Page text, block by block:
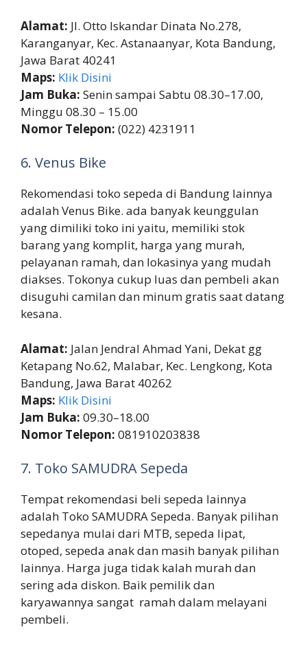
Alamat: Jl. Otto Iskandar Dinata No.278,
Karanganyar, Kec. Astanaanyar, Kota Bandung,
Jawa Barat 40241
Maps: Klik Disini
Jam Buka: Senin sampai Sabtu 08.30–17.00,
Minggu 08.30 – 15.00
Nomor Telepon: (022) 4231911
6. Venus Bike
Rekomendasi toko sepeda di Bandung lainnya
adalah Venus Bike. ada banyak keunggulan
yang dimiliki toko ini yaitu, memiliki stok
barang yang komplit, harga yang murah,
pelayanan ramah, dan lokasinya yang mudah
diakses. Tokonya cukup luas dan pembeli akan
disuguhi camilan dan minum gratis saat datang
kesana.
Alamat: Jalan Jendral Ahmad Yani, Dekat gg
Ketapang No.62, Malabar, Kec. Lengkong, Kota
Bandung, Jawa Barat 40262
Maps: Klik Disini
Jam Buka: 09.30–18.00
Nomor Telepon: 081910203838
7. Toko SAMUDRA Sepeda
Tempat rekomendasi beli sepeda lainnya
adalah Toko SAMUDRA Sepeda. Banyak pilihan
sepedanya mulai dari MTB, sepeda lipat,
otoped, sepeda anak dan masih banyak pilihan
lainnya. Harga juga tidak kalah murah dan
sering ada diskon. Baik pemilik dan
karyawannya sangat ramah dalam melayani
pembeli.